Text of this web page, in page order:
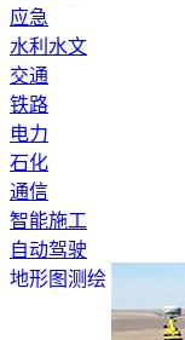
应急
水利水文
交通
铁路
电力
石化
通信
智能施工
自动驾驶
地形图测绘